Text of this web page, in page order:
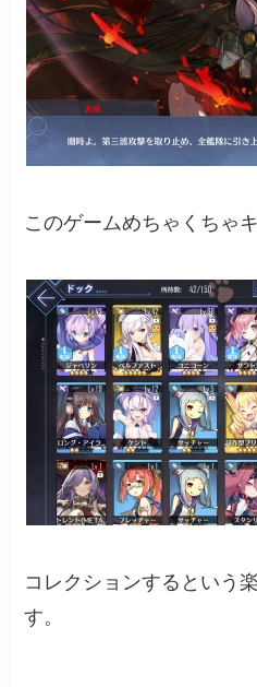
このゲームめちゃくちゃ
コレクションするという
す。